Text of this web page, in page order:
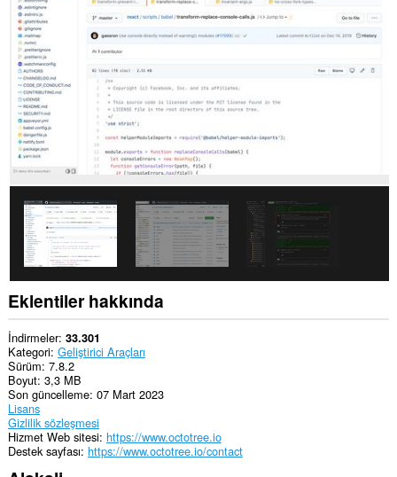
Bu
eklenti,
bazı
Web
sitelerindeki
verilerinize
erişebilir.
Eklentiler hakkında
İndirmeler 33.301
Kategori Geliştirici Araçları
Sürüm 7.8.2
Boyut 3,3 MB
Son güncelleme 07 Mart 2023
Lisans
Gizlilik sözleşmesi
Hizmet Web sitesi https://www.octotree.io
Destek sayfası https://www.octotree.io/contact